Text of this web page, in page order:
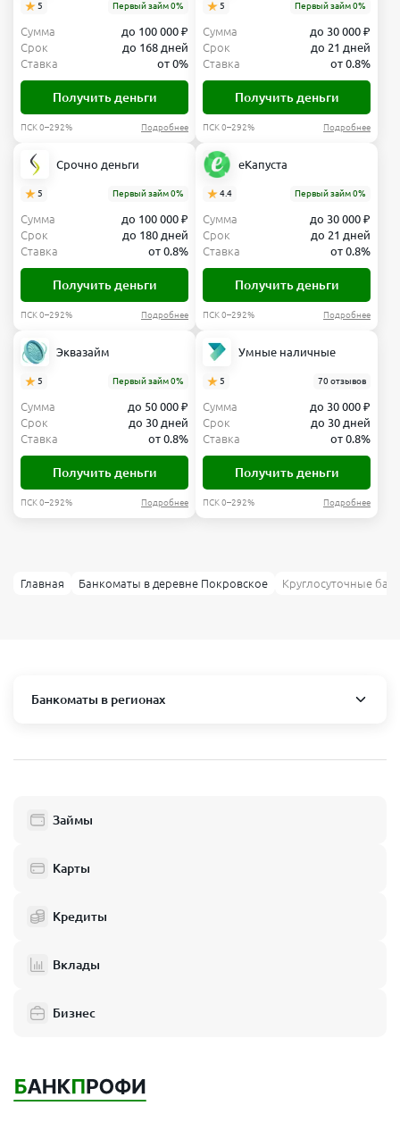
5 Первый займ 0%
Сумма
до 100 000 ₽
Срок
до 168 дней
Ставка
от 0%
Получить деньги
ПСК 0–292% Подробнее
5 Первый займ 0%
Сумма
до 30 000 ₽
Срок
до 21 дней
Ставка
от 0.8%
Получить деньги
ПСК 0–292% Подробнее
Срочно деньги
5 Первый займ 0%
Сумма
до 100 000 ₽
Срок
до 180 дней
Ставка
от 0.8%
Получить деньги
ПСК 0–292% Подробнее
еКапуста
4.4 Первый займ 0%
Сумма
до 30 000 ₽
Срок
до 21 дней
Ставка
от 0.8%
Получить деньги
ПСК 0–292% Подробнее
Эквазайм
5 Первый займ 0%
Сумма
до 50 000 ₽
Срок
до 30 дней
Ставка
от 0.8%
Получить деньги
ПСК 0–292% Подробнее
Умные наличные
5 70 отзывов
Сумма
до 30 000 ₽
Срок
до 30 дней
Ставка
от 0.8%
Получить деньги
ПСК 0–292% Подробнее
Главная Банкоматы в деревне Покровское Круглосуточные
Банкоматы в регионах
Балашиха
Одинцово
Электросталь
Реутов
Подольск
Королёв
Займы
Карты
Кредиты
Вклады
Бизнес